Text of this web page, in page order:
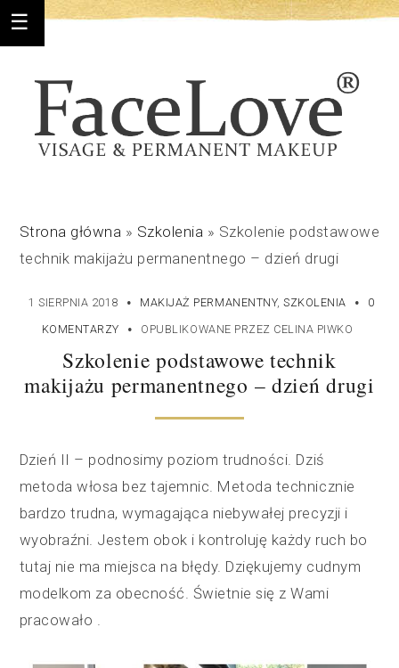
Strona główna » Szkolenia » Szkolenie podstawowe
technik makijażu permanentnego – dzień drugi
1 SIERPNIA 2018 · MAKIJAŻ PERMANENTNY,SZKOLENIA ·
0
KOMENTARZY
· OPUBLIKOWANE PRZEZ CELINA PIWKO
Szkolenie podstawowe technik
makijażu permanentnego – dzień drugi
Dzień II – podnosimy poziom trudności. Dziś
metoda włosa bez tajemnic. Metoda technicznie
bardzo trudna, wymagająca niebywałej precyzji i
wyobraźni. Jestem obok i kontroluję każdy ruch bo
tutaj nie ma miejsca na błędy. Dziękujemy cudnym
modelkom za obecność. Świetnie się z Wami
pracowało .